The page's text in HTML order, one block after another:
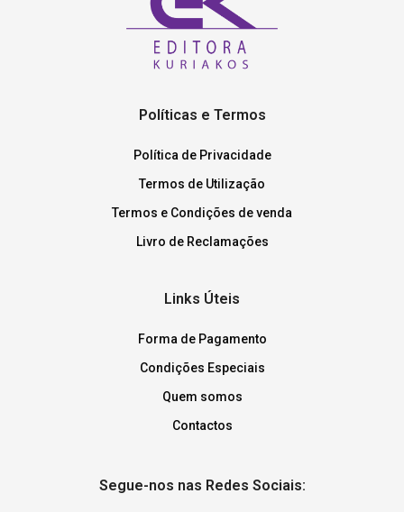
Políticas e Termos
Política de Privacidade
Termos de Utilização
Termos e Condições de venda
Livro de Reclamações
Links Úteis
Forma de Pagamento
Condições Especiais
Quem somos
Contactos
Segue-nos nas Redes Sociais: